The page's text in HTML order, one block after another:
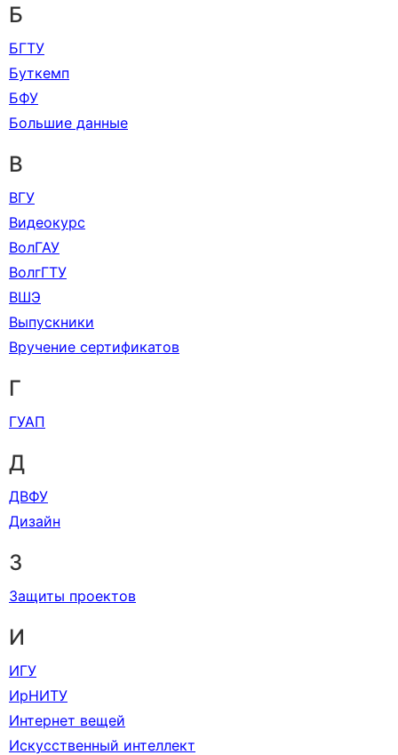
Б
БГТУ
Буткемп
БФУ
Большие данные
В
ВГУ
Видеокурс
ВолГАУ
ВолгГТУ
ВШЭ
Выпускники
Вручение сертификатов
Г
ГУАП
Д
ДВФУ
Дизайн
З
Защиты проектов
И
ИГУ
ИрНИТУ
Интернет вещей
Искусственный интеллект